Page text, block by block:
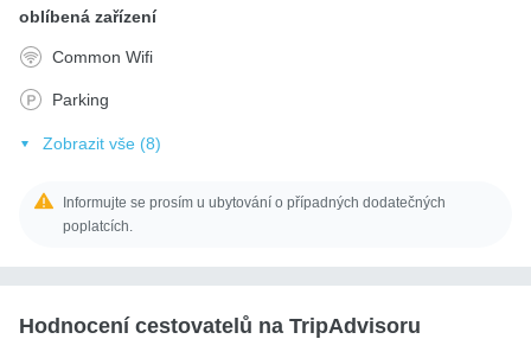
oblíbená zařízení
Common Wifi
Parking
Zobrazit vše (8)
Informujte se prosím u ubytování o případných dodatečných
poplatcích.
Hodnocení cestovatelů na TripAdvisoru